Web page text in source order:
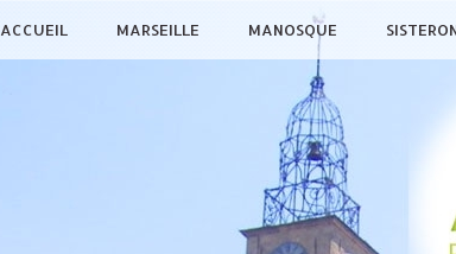
ACCUEIL MARSEILLE MANOSQUE